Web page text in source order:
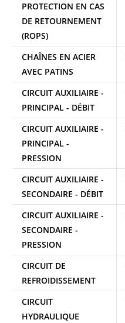
PROTECTION EN CAS
DE RETOURNEMENT
(ROPS)
CHAÎNES EN ACIER
AVEC PATINS
CIRCUIT AUXILIAIRE -
PRINCIPAL - DÉBIT
CIRCUIT AUXILIAIRE -
PRINCIPAL -
PRESSION
CIRCUIT AUXILIAIRE -
SECONDAIRE - DÉBIT
CIRCUIT AUXILIAIRE -
SECONDAIRE -
PRESSION
CIRCUIT DE
REFROIDISSEMENT
CIRCUIT
HYDRAULIQUE